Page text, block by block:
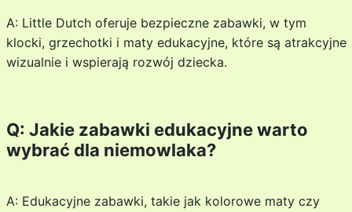
A: Little Dutch oferuje bezpieczne zabawki, w tym
klocki, grzechotki i maty edukacyjne, które są atrakcyjne
wizualnie i wspierają rozwój dziecka.
Q: Jakie zabawki edukacyjne warto
wybrać dla niemowlaka?
A: Edukacyjne zabawki, takie jak kolorowe maty czy